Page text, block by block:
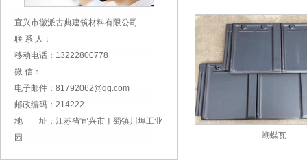
宜兴市徽派古典建筑材料有限公司
联 系 人：
移动电话：13222800778
微 信：
电子邮件：81792062@qq.com
邮政编码：214222
地 址：江苏省宜兴市丁蜀镇川埠工业
园
蝴蝶瓦